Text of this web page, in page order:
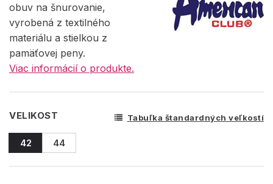
obuv na šnurovanie,
vyrobená z textilného
materiálu a stielkou z
pamäťovej peny.
Viac informácií o produkte.
VELIKOST Tabuľka štandardných veľkostí
42 44